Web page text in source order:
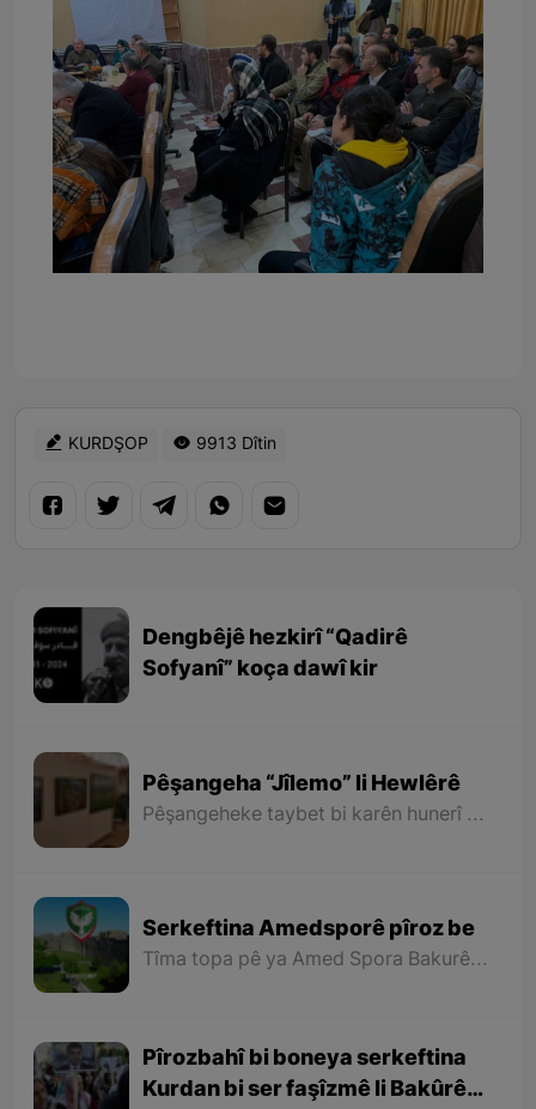
KURDŞOP 9913 Dîtin
Dengbêjê hezkirî “Qadirê
Sofyanî” koça dawî kir
Pêşangeha “Jîlemo” li Hewlêrê
Pêşangeheke taybet bi karên hunerî yên “Maşalah Mihemedî” (Arêz) ê hunermendê nîgarkêş ê xelkê Rojhilatê Kurdistanê li Hewlêrê hate vekirin.
Serkeftina Amedsporê pîroz be
Tîma topa pê ya Amed Spora Bakurê Kurdistanê ger ji aliyê şovênîzmên desthilata zordar ve rastî dijayetîkirinê hatiye û dijayetiya wê tê kirin, lê bi kêfxweşî ve heta niha kariye berdewam rêya serkeftinê bo aliyê lûtkeyê bipîve û niha bûye nûnerê dengê Kurdistaniyên her çar parçeyên Kurdistanê di qada werzişê de.
Pîrozbahî bi boneya serkeftina
Kurdan bi ser faşîzmê li Bakûrê